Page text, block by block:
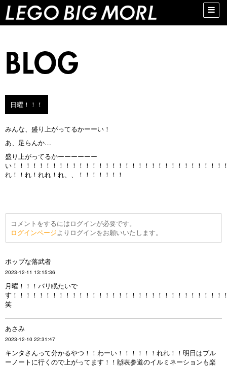
Toggle
日曜！！！
みんな、盛り上がってるかーーい！
あ、足らんか…
盛り上がってるかーーーーーー
い！！！！！！！！！！！！！！！！！！！！！！！！！！！！！！！！
れ！！れ！れれ！れ、、！！！！！！！
コメントをするにはログインが必要です。
ログインページよりログインをお願いいたします。
ポップな落武者
2023-12-11 13:15:36
月曜！！！バリ眠たいで
す！！！！！！！！！！！！！！！！！！！！！！！！！！！！！！！！
笑
あさみ
2023-12-10 22:31:47
キンタさんって分かるやつ！！わーい！！！！！！れれ！！明日はブル
ーノートに行くので上がってます！！🙌表参道のイルミネーションも楽